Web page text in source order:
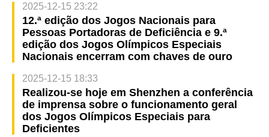
2025-12-15 23:22
12.ª edição dos Jogos Nacionais para
Pessoas Portadoras de Deficiência e 9.ª
edição dos Jogos Olímpicos Especiais
Nacionais encerram com chaves de ouro
2025-12-15 18:33
Realizou-se hoje em Shenzhen a conferência
de imprensa sobre o funcionamento geral
dos Jogos Olímpicos Especiais para
Deficientes